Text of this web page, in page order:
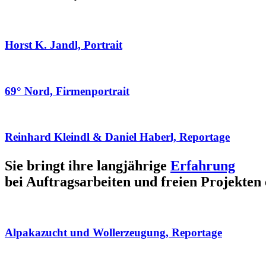
Horst K. Jandl, Portrait
69° Nord, Firmenportrait
Reinhard Kleindl & Daniel Haberl, Reportage
Sie bringt ihre langjährige Erfahrung
bei Auftragsarbeiten und freien Projekten
Alpakazucht und Wollerzeugung, Reportage